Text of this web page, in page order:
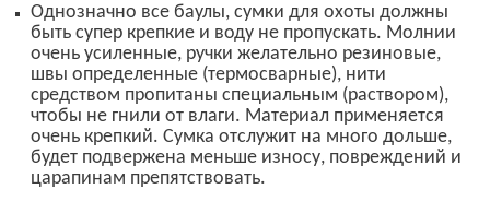
Однозначно все баулы, сумки для охоты должны
быть супер крепкие и воду не пропускать. Молнии
очень усиленные, ручки желательно резиновые,
швы определенные (термосварные), нити
средством пропитаны специальным (раствором),
чтобы не гнили от влаги. Материал применяется
очень крепкий. Сумка отслужит на много дольше,
будет подвержена меньше износу, повреждений и
царапинам препятствовать.